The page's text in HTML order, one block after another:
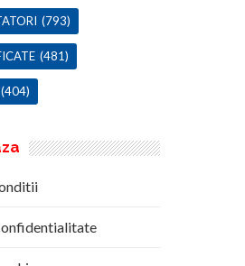
(793)
(481)
(404)